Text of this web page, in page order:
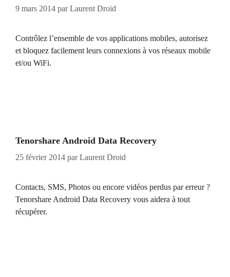
9 mars 2014 parLaurent Droid
Contrôlez l’ensemble de vos applications mobiles, autorisez
et bloquez facilement leurs connexions à vos réseaux mobile
et/ou WiFi.
Tenorshare Android Data Recovery
25 février 2014 parLaurent Droid
Contacts, SMS, Photos ou encore vidéos perdus par erreur ?
Tenorshare Android Data Recovery vous aidera à tout
récupérer.